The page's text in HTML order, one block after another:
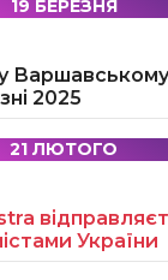
19 БЕРЕЗНЯ
Варшавському
2025
21 ЛЮТОГО
України